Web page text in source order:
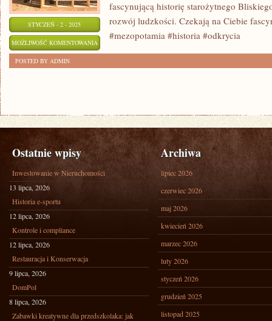
SEZON?
STYCZEŃ - 2 - 2025
MOŻLIWOŚĆ KOMENTOWANIA
ZOSTAŁA WYŁĄCZONA
fascynującą historię starożytnego
rozwój ludzkości. Czekają na Ciebie
#mezopotamia #historia #odkrycia
POSTED BY ADMIN
Ostatnie wpisy
Inwestowanie w Nieruchomości
13 lipca, 2026
Historia e-sportu
12 lipca, 2026
Kontrole i compliance
12 lipca, 2026
Restauracja i Konserwacja
9 lipca, 2026
DomPol
8 lipca, 2026
Zabawki kreatywne dla przedszkolaka: jak
Archiwa
lipiec 2026
czerwiec 2026
maj 2026
kwiecień 2026
marzec 2026
luty 2026
styczeń 2026
grudzień 2025
listopad 2025